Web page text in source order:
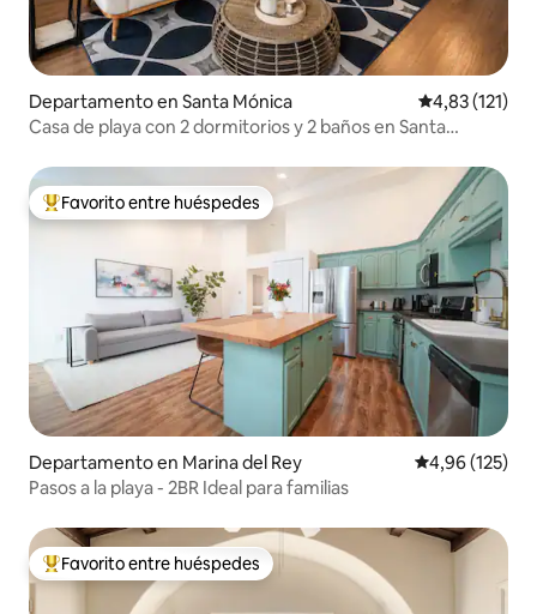
Departamento en Santa Mónica Calificación
4,83 (121)
Casa de playa con 2 dormitorios y 2 baños en Santa
Favorito entre los huéspedes más destacados
Favorito entre huéspedes
Departamento en Marina del Rey Calificación
4,96 (125)
Pasos a la playa - 2BR Ideal para familias
Favorito entre los huéspedes más destacados
Favorito entre huéspedes